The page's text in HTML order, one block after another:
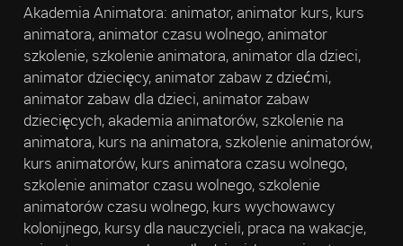
Akademia Animatora: animator, animator kurs, kurs
animatora, animator czasu wolnego, animator
szkolenie, szkolenie animatora, animator dla dzieci,
animator dziecięcy, animator zabaw z dziećmi,
animator zabaw dla dzieci, animator zabaw
dziecięcych, akademia animatorów, szkolenie na
animatora, kurs na animatora, szkolenie animatorów,
kurs animatorów, kurs animatora czasu wolnego,
szkolenie animator czasu wolnego, szkolenie
animatorów czasu wolnego, kurs wychowawcy
kolonijnego, kursy dla nauczycieli, praca na wakacje,